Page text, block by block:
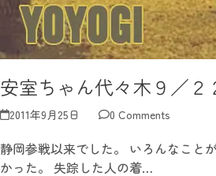
安室ちゃん代々木９／２
2011年9月25日 0 Comments
静岡参戦以来でした。 いろんなこと
かった。 失踪した人の着…